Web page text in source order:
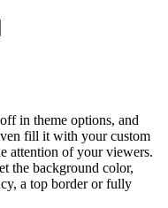
in theme options, and
fill it with your custom
attention of your viewers.
the background color,
a top border or fully